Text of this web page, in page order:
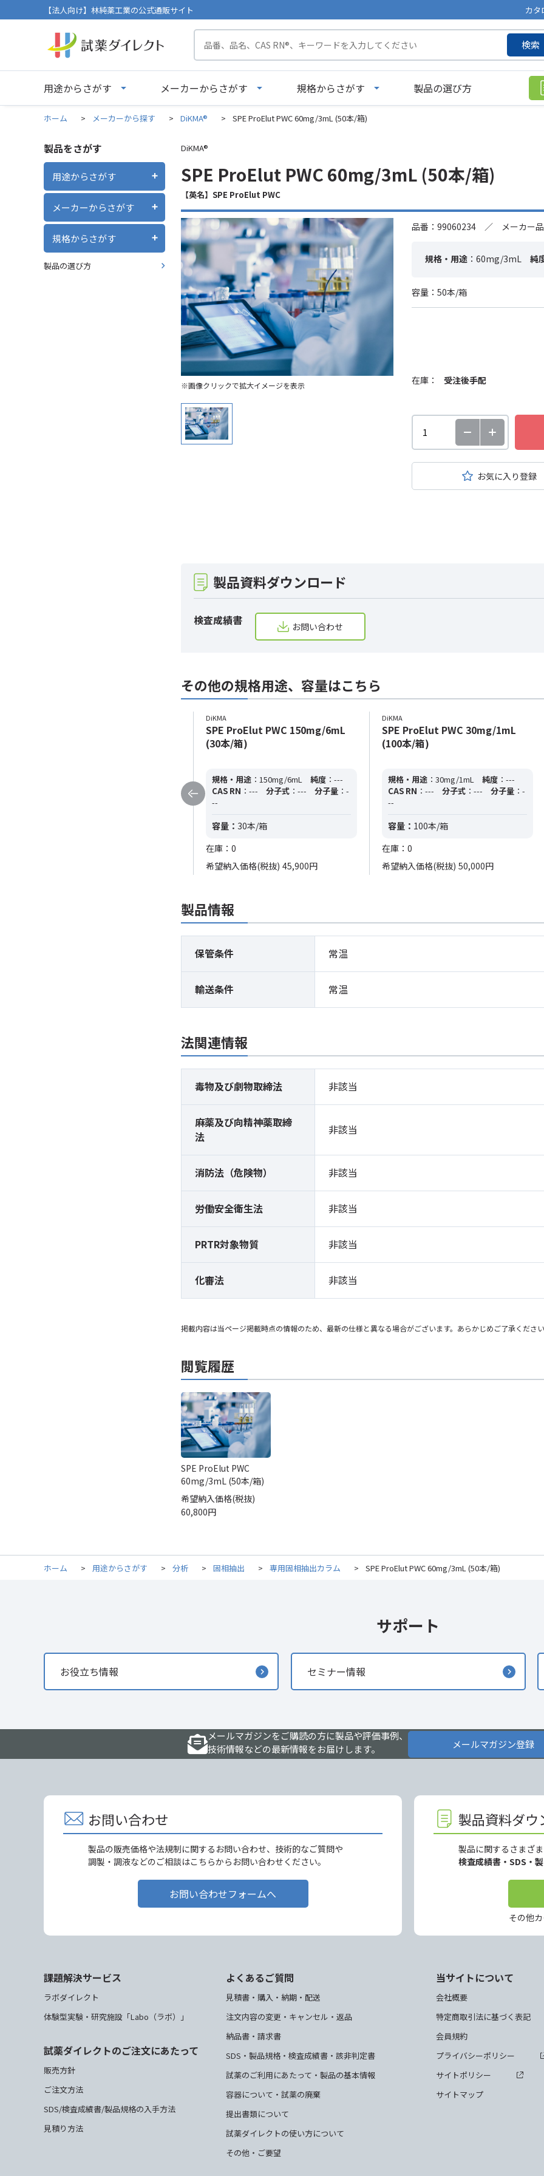
【法人向け】林純薬工業の公式通販サイト カタ
検索
用途からさがす メーカーからさがす 規格からさがす 製品の選び方
ホーム > メーカーから探す > DiKMA® > SPE ProElut PWC 60mg/3mL (50本/箱)
製品をさがす
用途からさがす
メーカーからさがす
規格からさがす
製品の選び方
DiKMA®
SPE ProElut PWC 60mg/3mL (50本/箱)
【英名】SPE ProElut PWC
※画像クリックで拡大イメージを表示
品番：99060234 ／ メーカー
規格・用途 ：60mg/3mL 純
容量：50本/箱
在庫： 受注後手配
お気に入り登録
製品資料ダウンロード
検査成績書 お問い合わせ
その他の規格用途、容量はこちら
DiKMA
SPE ProElut PWC 150mg/6mL
(30本/箱)
規格・用途 ：150mg/6mL 純度 ：---
CAS RN ：--- 分子式 ：--- 分子量 ：-
--
容量： 30本/箱
在庫：0
希望納入価格(税抜) 45,900円
DiKMA
SPE ProElut PWC 30mg/1mL
(100本/箱)
規格・用途 ：30mg/1mL 純度 ：---
CAS RN ：--- 分子式 ：--- 分子量 ：-
--
容量： 100本/箱
在庫：0
希望納入価格(税抜) 50,000円
製品情報
保管条件 常温
輸送条件 常温
法関連情報
毒物及び劇物取締法 非該当
麻薬及び向精神薬取締
法
非該当
消防法（危険物） 非該当
労働安全衛生法 非該当
PRTR対象物質 非該当
化審法 非該当
掲載内容は当ページ掲載時点の情報のため、最新の仕様と異なる場合がございます。あらかじめご了承くださ
閲覧履歴
SPE ProElut PWC
60mg/3mL (50本/箱)
希望納入価格(税抜)
60,800円
ホーム > 用途からさがす > 分析 > 固相抽出 > 専用固相抽出カラム > SPE ProElut PWC 60mg/3mL (50本/箱)
サポート
お役立ち情報 セミナー情報
メールマガジンをご購読の方に製品や評価事例、
技術情報などの最新情報をお届けします。
メールマガジン登録
お問い合わせ
製品の販売価格や法規制に関するお問い合わせ、技術的なご質問や
調製・調液などのご相談はこちらからお問い合わせください。
お問い合わせフォームへ
製品資料ダウ
製品に関するさまざ
検査成績書・SDS・
その他
課題解決サービス
ラボダイレクト
体験型実験・研究施設「Labo（ラボ）」
試薬ダイレクトのご注文にあたって
販売方針
ご注文方法
SDS/検査成績書/製品規格の入手方法
見積り方法
よくあるご質問
見積書・購入・納期・配送
注文内容の変更・キャンセル・返品
納品書・請求書
SDS・製品規格・検査成績書・該非判定書
試薬のご利用にあたって・製品の基本情報
容器について・試薬の廃棄
提出書類について
試薬ダイレクトの使い方について
その他・ご要望
当サイトについて
会社概要
特定商取引法に基づく表記
会員規約
プライバシーポリシー
サイトポリシー
サイトマップ